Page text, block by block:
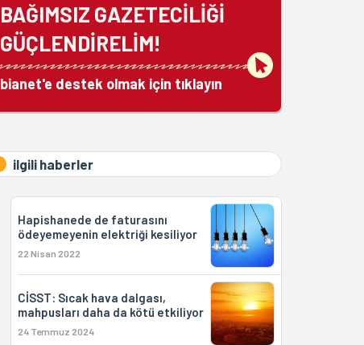
BAĞIMSIZ GAZETECİLİĞİ
GÜÇLENDİRELİM!
bianet'e destek olmak için tıklayın
ilgili haberler
Hapishanede de faturasını
ödeyemeyenin elektriği kesiliyor
22 Nisan 2022
CİSST: Sıcak hava dalgası,
mahpusları daha da kötü etkiliyor
24 Temmuz 2024